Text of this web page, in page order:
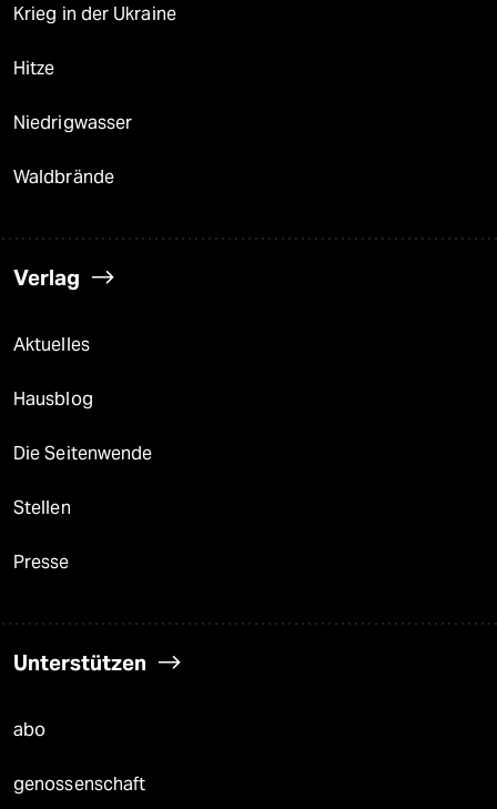
Krieg in der Ukraine
Hitze
Niedrigwasser
Waldbrände
Verlag
Aktuelles
Hausblog
Die Seitenwende
Stellen
Presse
Unterstützen
abo
genossenschaft